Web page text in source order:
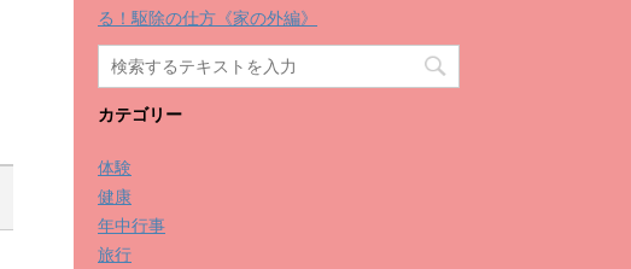
る！駆除の仕方《家の外編》
カテゴリー
体験
健康
年中行事
旅行